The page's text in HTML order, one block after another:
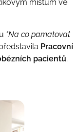
místům ve
"Na co pamatovat
Pracovní
pacientů.